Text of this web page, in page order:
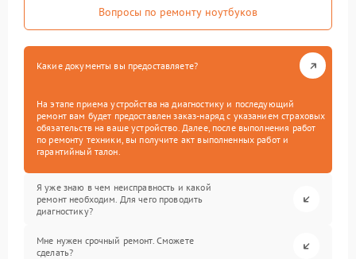
Вопросы по ремонту ноутбуков
Какие документы вы предоставляете?
На этапе приема устройства на диагностику и последующий
ремонт вам будет предоставлен заказ-наряд с указанием страховых
обязательств на ваше устройство. Далее, после выполнения работ
по ремонту техники, вы получите акт выполненных работ и
гарантийный талон.
Я уже знаю в чем неисправность и какой
ремонт необходим. Для чего проводить
диагностику?
Мне нужен срочный ремонт. Сможете
сделать?